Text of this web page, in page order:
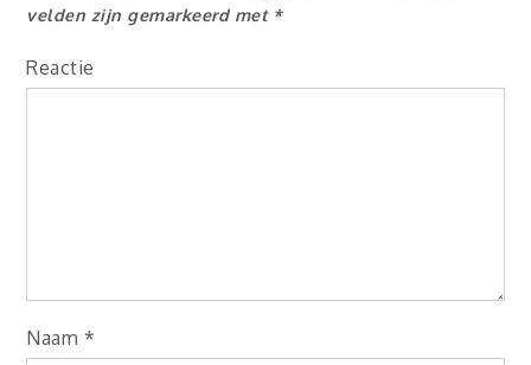
velden zijn gemarkeerd met *
Reactie
Naam *